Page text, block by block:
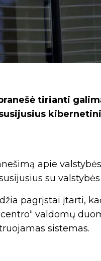
tirianti
apie
su
pagrįstai įtarti,
valdomų
sistemas.